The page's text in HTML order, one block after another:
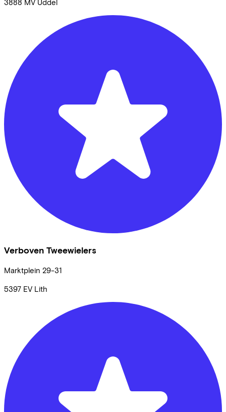
3888 MV Uddel
Verboven Tweewielers
Marktplein 29-31
5397 EV Lith